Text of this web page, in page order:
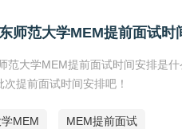
师范大学MEM提前面试时
范大学MEM提前面试时间安排是
次提前面试时间安排吧！
MEM MEM提前面试